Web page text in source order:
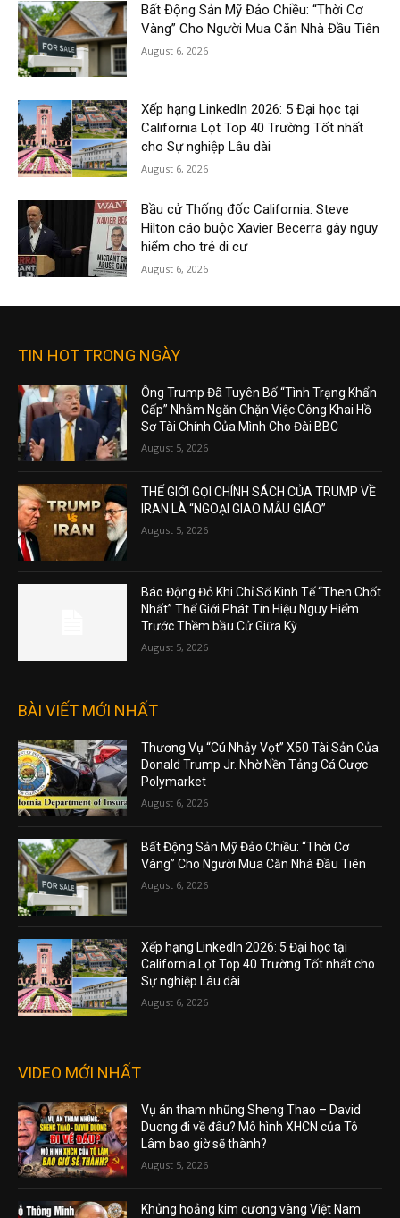
Bất Động Sản Mỹ Đảo Chiều: “Thời Cơ
Vàng” Cho Người Mua Căn Nhà Đầu Tiên
August 6, 2026
Xếp hạng LinkedIn 2026: 5 Đại học tại
California Lọt Top 40 Trường Tốt nhất
cho Sự nghiệp Lâu dài
August 6, 2026
Bầu cử Thống đốc California: Steve
Hilton cáo buộc Xavier Becerra gây nguy
hiểm cho trẻ di cư
August 6, 2026
TIN HOT TRONG NGÀY
Ông Trump Đã Tuyên Bố “Tình Trạng Khẩn
Cấp” Nhằm Ngăn Chặn Việc Công Khai Hồ
Sơ Tài Chính Của Mình Cho Đài BBC
August 5, 2026
THẾ GIỚI GỌI CHÍNH SÁCH CỦA TRUMP VỀ
IRAN LÀ “NGOẠI GIAO MẪU GIÁO”
August 5, 2026
Báo Động Đỏ Khi Chỉ Số Kinh Tế “Then Chốt
Nhất” Thế Giới Phát Tín Hiệu Nguy Hiểm
Trước Thềm bầu Cử Giữa Kỳ
August 5, 2026
BÀI VIẾT MỚI NHẤT
Thương Vụ “Cú Nhảy Vọt” X50 Tài Sản Của
Donald Trump Jr. Nhờ Nền Tảng Cá Cược
Polymarket
August 6, 2026
Bất Động Sản Mỹ Đảo Chiều: “Thời Cơ
Vàng” Cho Người Mua Căn Nhà Đầu Tiên
August 6, 2026
Xếp hạng LinkedIn 2026: 5 Đại học tại
California Lọt Top 40 Trường Tốt nhất cho
Sự nghiệp Lâu dài
August 6, 2026
VIDEO MỚI NHẤT
Vụ án tham nhũng Sheng Thao – David
Duong đi về đâu? Mô hình XHCN của Tô
Lâm bao giờ sẽ thành?
August 5, 2026
Khủng hoảng kim cương vàng Việt Nam